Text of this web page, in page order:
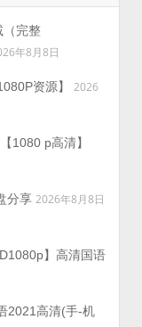
（完整
年8月8日
资源】
2026
1080 p高清】
分享 2026年8月8日
】高清国语
2021高清(手-机